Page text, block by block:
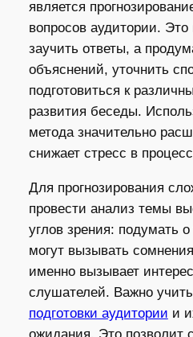
является
вопросов аудитории. Это
заучить ответы, а
объяснений, уточнить
подготовиться к
развития беседы.
метода значительно
снижает стресс в
Для прогнозирования
провести анализ темы
углов зрения: подумать
могут вызывать
именно вызывает
слушателей. Важно
подготовки аудитории и
ожидания. Это позволит